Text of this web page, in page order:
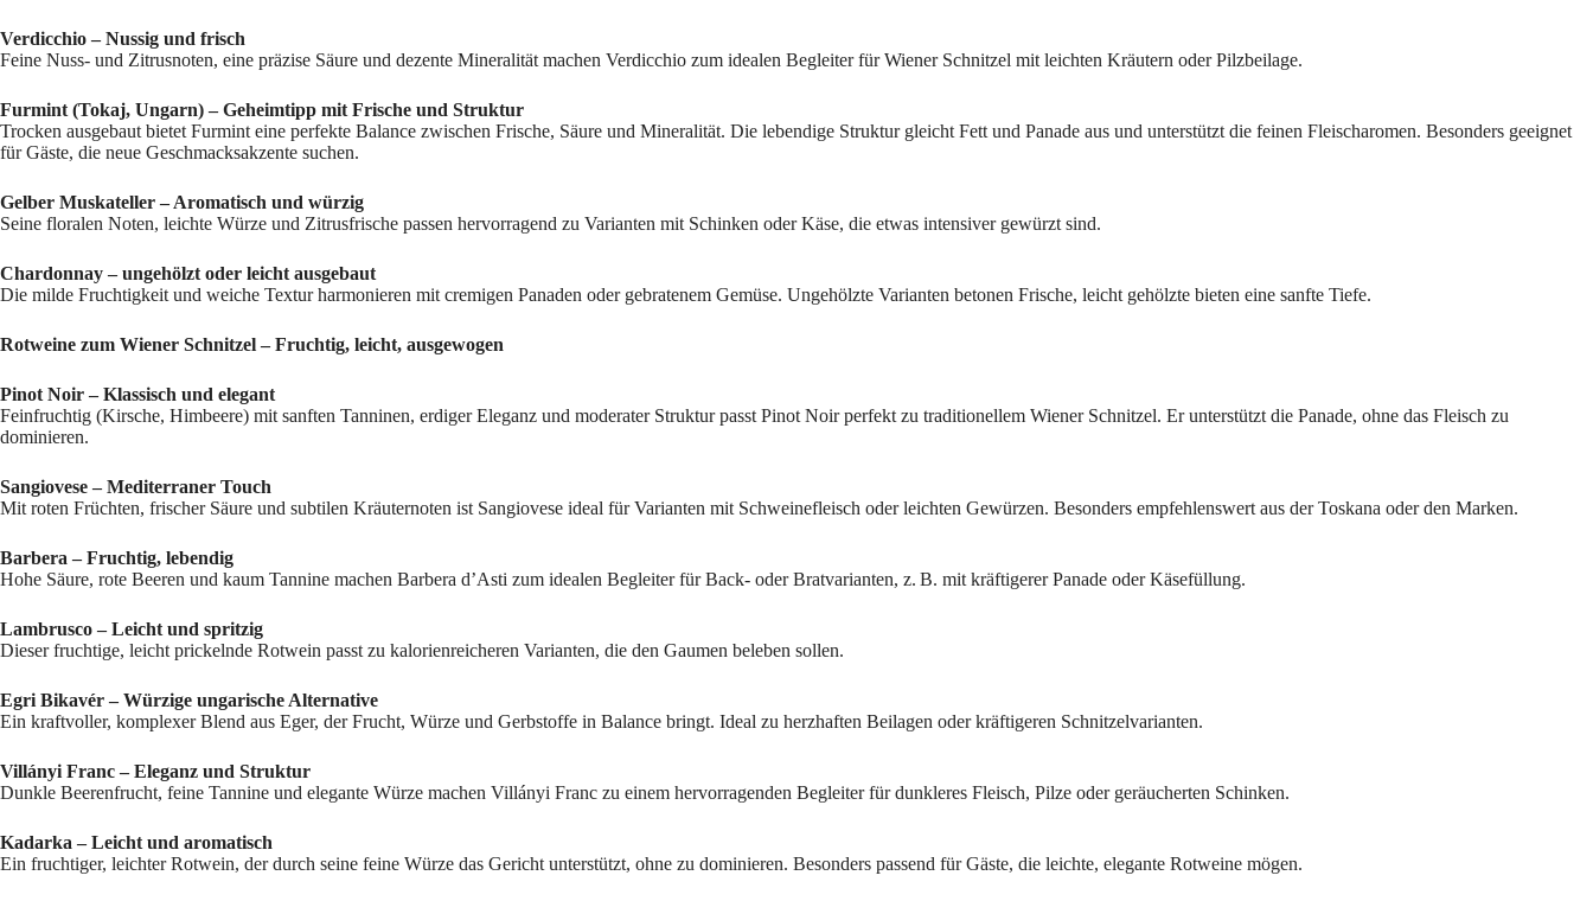
Verdicchio – Nussig und frisch
Feine Nuss- und Zitrusnoten, eine präzise Säure und dezente Mineralität machen Verdicchio zum idealen Begleiter für Wiener Schnitzel mit leichten Kräutern oder Pilzbeilage.
Furmint (Tokaj, Ungarn) – Geheimtipp mit Frische und Struktur
Trocken ausgebaut bietet Furmint eine perfekte Balance zwischen Frische, Säure und Mineralität. Die lebendige Struktur gleicht Fett und Panade aus und unterstützt die feinen Fleischaromen. Besonders geeignet
für Gäste, die neue Geschmacksakzente suchen.
Gelber Muskateller – Aromatisch und würzig
Seine floralen Noten, leichte Würze und Zitrusfrische passen hervorragend zu Varianten mit Schinken oder Käse, die etwas intensiver gewürzt sind.
Chardonnay – ungehölzt oder leicht ausgebaut
Die milde Fruchtigkeit und weiche Textur harmonieren mit cremigen Panaden oder gebratenem Gemüse. Ungehölzte Varianten betonen Frische, leicht gehölzte bieten eine sanfte Tiefe.
Rotweine zum Wiener Schnitzel – Fruchtig, leicht, ausgewogen
Pinot Noir – Klassisch und elegant
Feinfruchtig (Kirsche, Himbeere) mit sanften Tanninen, erdiger Eleganz und moderater Struktur passt Pinot Noir perfekt zu traditionellem Wiener Schnitzel. Er unterstützt die Panade, ohne das Fleisch zu
dominieren.
Sangiovese – Mediterraner Touch
Mit roten Früchten, frischer Säure und subtilen Kräuternoten ist Sangiovese ideal für Varianten mit Schweinefleisch oder leichten Gewürzen. Besonders empfehlenswert aus der Toskana oder den Marken.
Barbera – Fruchtig, lebendig
Hohe Säure, rote Beeren und kaum Tannine machen Barbera d’Asti zum idealen Begleiter für Back- oder Bratvarianten, z. B. mit kräftigerer Panade oder Käsefüllung.
Lambrusco – Leicht und spritzig
Dieser fruchtige, leicht prickelnde Rotwein passt zu kalorienreicheren Varianten, die den Gaumen beleben sollen.
Egri Bikavér – Würzige ungarische Alternative
Ein kraftvoller, komplexer Blend aus Eger, der Frucht, Würze und Gerbstoffe in Balance bringt. Ideal zu herzhaften Beilagen oder kräftigeren Schnitzelvarianten.
Villányi Franc – Eleganz und Struktur
Dunkle Beerenfrucht, feine Tannine und elegante Würze machen Villányi Franc zu einem hervorragenden Begleiter für dunkleres Fleisch, Pilze oder geräucherten Schinken.
Kadarka – Leicht und aromatisch
Ein fruchtiger, leichter Rotwein, der durch seine feine Würze das Gericht unterstützt, ohne zu dominieren. Besonders passend für Gäste, die leichte, elegante Rotweine mögen.